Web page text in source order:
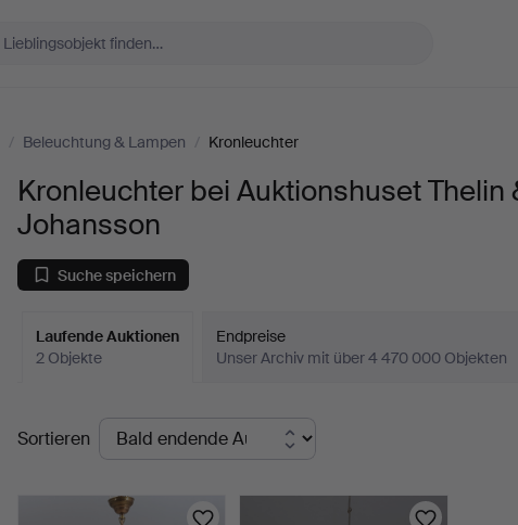
/ Beleuchtung & Lampen / Kronleuchter
Kronleuchter bei Auktionshuset Thelin
Johansson
Suche speichern
Laufende Auktionen
2 Objekte
Endpreise
Unser Archiv mit über 4 470 000 Objekten
Laufende
Auktionen
Sortieren